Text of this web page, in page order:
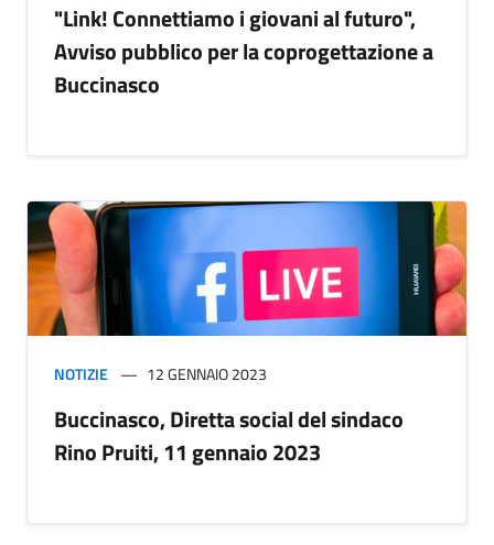
"Link! Connettiamo i giovani al futuro",
Avviso pubblico per la coprogettazione a
Buccinasco
NOTIZIE 12 GENNAIO 2023
Buccinasco, Diretta social del sindaco
Rino Pruiti, 11 gennaio 2023